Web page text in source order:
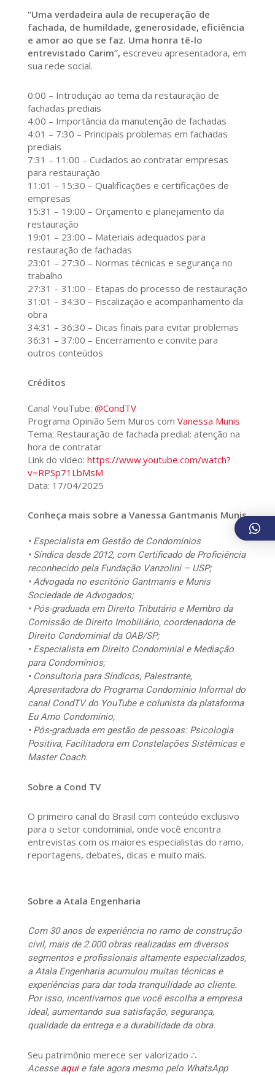
“Uma verdadeira aula de recuperação de
fachada, de humildade, generosidade, eficiência
e amor ao que se faz. Uma honra tê-lo
entrevistado Carim”, escreveu apresentadora, em
sua rede social.
0:00 – Introdução ao tema da restauração de
fachadas prediais
4:00 – Importância da manutenção de fachadas
4:01 – 7:30 – Principais problemas em fachadas
prediais
7:31 – 11:00 – Cuidados ao contratar empresas
para restauração
11:01 – 15:30 – Qualificações e certificações de
empresas
15:31 – 19:00 – Orçamento e planejamento da
restauração
19:01 – 23:00 – Materiais adequados para
restauração de fachadas
23:01 – 27:30 – Normas técnicas e segurança no
trabalho
27:31 – 31:00 – Etapas do processo de restauração
31:01 – 34:30 – Fiscalização e acompanhamento da
obra
34:31 – 36:30 – Dicas finais para evitar problemas
36:31 – 37:00 – Encerramento e convite para
outros conteúdos
Créditos
Canal YouTube: @CondTV
Programa Opinião Sem Muros com Vanessa Munis
Tema: Restauração de fachada predial: atenção na
hora de contratar
Link do vídeo: https://www.youtube.com/watch?
v=RPSp71LbMsM
Data: 17/04/2025
Conheça mais sobre a Vanessa Gantmanis Munis
• Especialista em Gestão de Condomínios
• Síndica desde 2012, com Certificado de Proficiência
reconhecido pela Fundação Vanzolini – USP;
• Advogada no escritório Gantmanis e Munis
Sociedade de Advogados;
• Pós-graduada em Direito Tributário e Membro da
Comissão de Direito Imobiliário, coordenadoria de
Direito Condominial da OAB/SP;
• Especialista em Direito Condominial e Mediação
para Condomínios;
• Consultoria para Síndicos, Palestrante,
Apresentadora do Programa Condomínio Informal do
canal CondTV do YouTube e colunista da plataforma
Eu Amo Condomínio;
• Pós-graduada em gestão de pessoas: Psicologia
Positiva, Facilitadora em Constelações Sistêmicas e
Master Coach.
Sobre a Cond TV
O primeiro canal do Brasil com conteúdo exclusivo
para o setor condominial, onde você encontra
entrevistas com os maiores especialistas do ramo,
reportagens, debates, dicas e muito mais.
Sobre a Atala Engenharia
Com 30 anos de experiência no ramo de construção
civil, mais de 2.000 obras realizadas em diversos
segmentos e profissionais altamente especializados,
a Atala Engenharia acumulou muitas técnicas e
experiências para dar toda tranquilidade ao cliente.
Por isso, incentivamos que você escolha a empresa
ideal, aumentando sua satisfação, segurança,
qualidade da entrega e a durabilidade da obra.
Seu patrimônio merece ser valorizado ∴
Acesse aquie fale agora mesmo pelo WhatsApp